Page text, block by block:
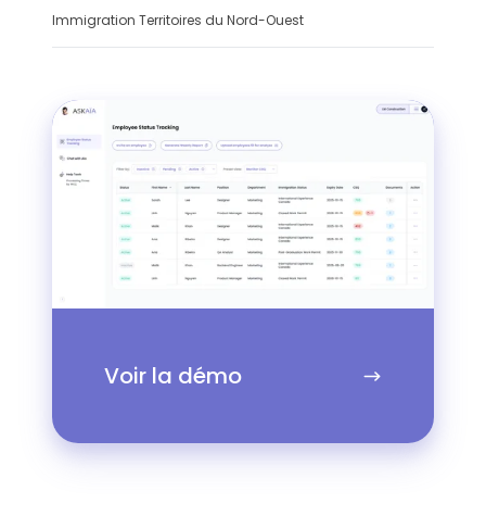
Immigration Territoires du Nord-Ouest
Voir la démo
Voir
la
démo